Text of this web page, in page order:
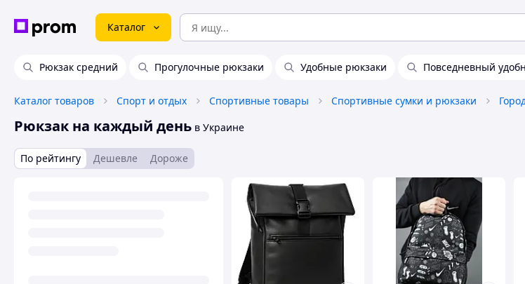
Каталог
Рюкзак средний Прогулочные рюкзаки Удобные рюкзаки Повседневный
Каталог товаров Спорт и отдых Спортивные товары Спортивные сумки и рюкзаки
Рюкзак на каждый день в Украине
По рейтингу Дешевле Дороже